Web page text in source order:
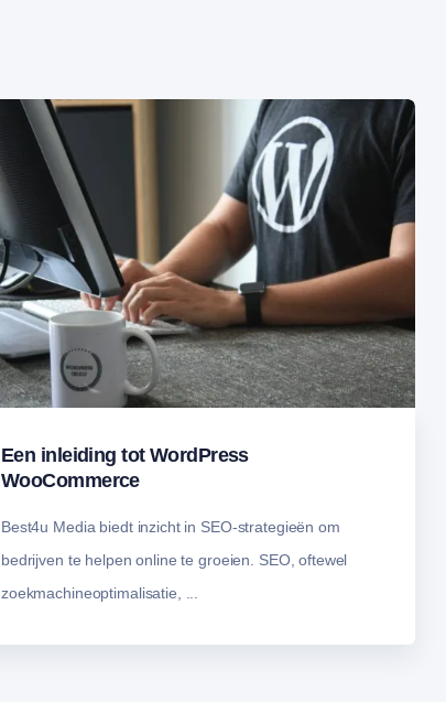
Een inleiding tot WordPress
WooCommerce
Best4u Media biedt inzicht in SEO-strategieën om
bedrijven te helpen online te groeien. SEO, oftewel
zoekmachineoptimalisatie, ...